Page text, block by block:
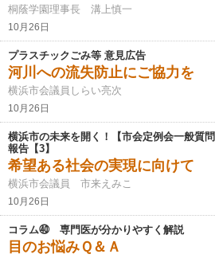
桐蔭学園理事長 溝上慎一
10月26日
プラスチックごみ等 意見広告
河川への流失防止にご協力を
横浜市会議員しらい亮次
10月26日
横浜市の未来を開く！【市会定例会一般質
報告【3】
希望ある社会の実現に向けて
横浜市会議員 市来えみこ
10月26日
コラム㊵ 専門医が分かりやすく解説
目のお悩みＱ＆Ａ